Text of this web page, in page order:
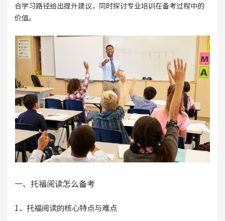
合学习路径给出提升建议，同时探讨专业培训在备考过程中的
价值。
一、托福阅读怎么备考
1、托福阅读的核心特点与难点